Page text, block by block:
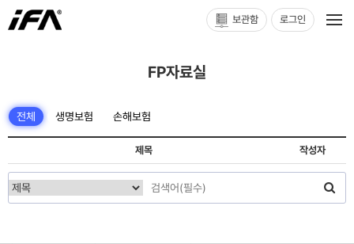
보관함 로그인
FP자료실
전체 생명보험 손해보험
제목 작성자